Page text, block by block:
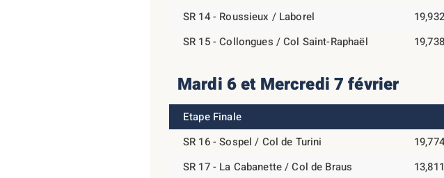
SR 14 - Roussieux / Laborel
SR 15 - Collongues / Col Saint-Raphaël
Mardi 6 et Mercredi 7 février
Etape Finale
SR 16 - Sospel / Col de Turini
SR 17 - La Cabanette / Col de Braus